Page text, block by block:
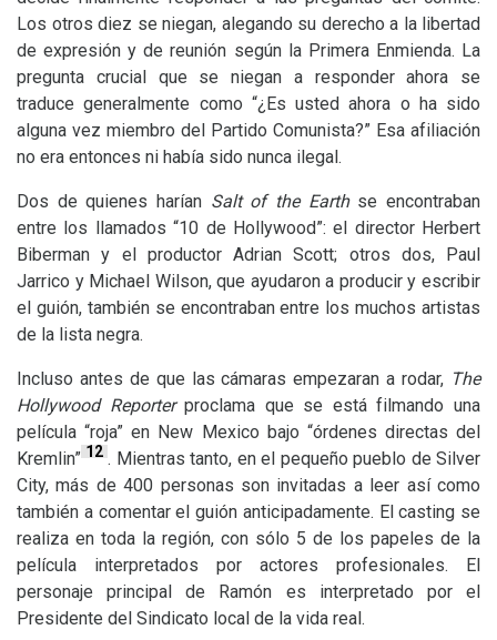
Los otros diez se niegan, alegando su derecho a la libertad
de expresión y de reunión según la Primera Enmienda. La
pregunta crucial que se niegan a responder ahora se
traduce generalmente como “¿Es usted ahora o ha sido
alguna vez miembro del Partido Comunista?” Esa afiliación
no era entonces ni había sido nunca ilegal.
Dos de quienes harían Salt of the Earth se encontraban
entre los llamados “10 de Hollywood”: el director Herbert
Biberman y el productor Adrian Scott; otros dos, Paul
Jarrico y Michael Wilson, que ayudaron a producir y escribir
el guión, también se encontraban entre los muchos artistas
de la lista negra.
Incluso antes de que las cámaras empezaran a rodar, The
Hollywood Reporterproclama que se está filmando una
película “roja” en New Mexico bajo “órdenes directas del
Kremlin” 12 . Mientras tanto, en el pequeño pueblo de Silver
City, más de 400 personas son invitadas a leer así como
también a comentar el guión anticipadamente. El casting se
realiza en toda la región, con sólo 5 de los papeles de la
película interpretados por actores profesionales. El
personaje principal de Ramón es interpretado por el
Presidente del Sindicato local de la vida real.